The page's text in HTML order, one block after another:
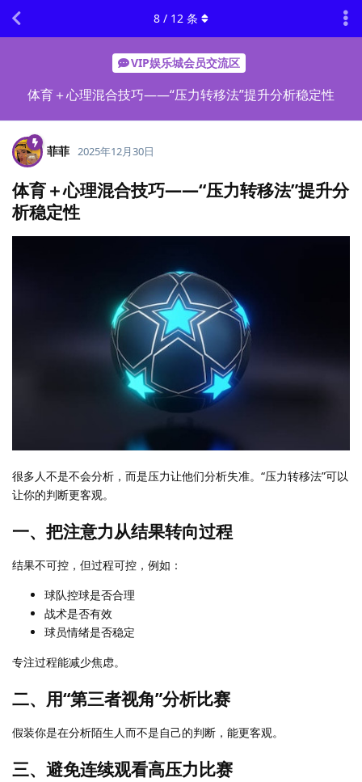
VIP娱乐城会员交流区
体育＋心理混合技巧——“压力转移法”提升分析稳定性
8 / 12 条
菲菲 2025年12月30日
体育＋心理混合技巧——“压力转移法”提升分
析稳定性
很多人不是不会分析，而是压力让他们分析失准。“压力转移法”可以
让你的判断更客观。
一、把注意力从结果转向过程
结果不可控，但过程可控，例如：
球队控球是否合理
战术是否有效
球员情绪是否稳定
专注过程能减少焦虑。
二、用“第三者视角”分析比赛
假装你是在分析陌生人而不是自己的判断，能更客观。
三、避免连续观看高压力比赛